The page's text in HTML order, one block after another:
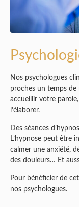
Nos psychologues
proches un temps de
accueillir votre
l’élaborer.
Des séances
L’hypnose peut être
calmer une anxiété,
des douleurs… Et
Pour bénéficier de
nos psychologues.